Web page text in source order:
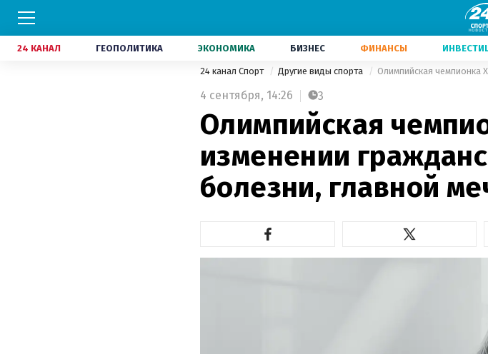
24 КАНАЛ ГЕОПОЛИТИКА ЭКОНОМИКА БИЗНЕС ФИНАНСЫ
24 канал Спорт Другие виды спорта
4 сентября, 14:26 3
Олимпийская
изменении
болезни, главной